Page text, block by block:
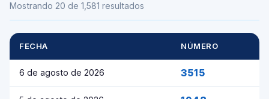
Mostrando 20 de 1,581 resultados
FECHA NÚMERO
6 de agosto de 2026 3515